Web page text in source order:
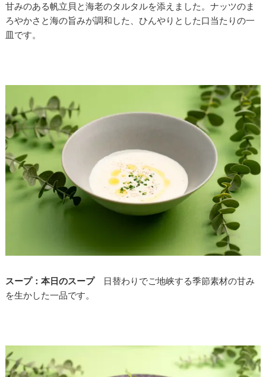
甘みのある帆立貝と海老のタルタルを添えました。ナッツのま
ろやかさと海の旨みが調和した、ひんやりとした口当たりの一
皿です。
スープ：本日のスープ日替わりでご地峡する季節素材の甘み
を生かした一品です。